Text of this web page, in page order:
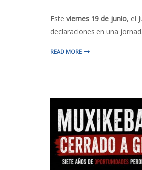
Este viernes 19 de junio, el
declaraciones en una
READ MORE